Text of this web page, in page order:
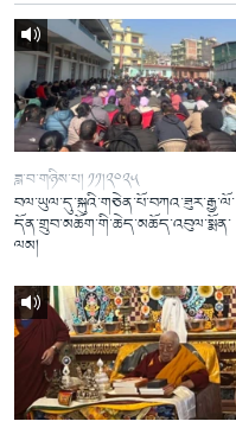
ཟླ་བ་གཉིས་པ། ༡༡།༢༠༢༥
བལ་ཡུལ་དུ་སྐུའི་གཅེན་པོ་བཀའ་ཟུར་རྒྱ་ལོ་
དོན་གྲུབ་མཆོག་གི་ཆེད་མཆོད་འབུལ་སྨོན་
ལམ།